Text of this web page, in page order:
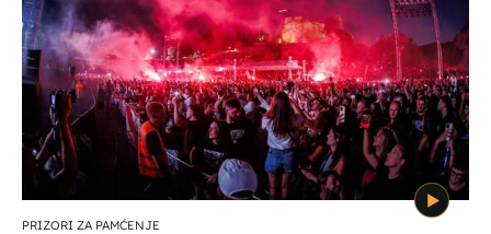
PRIZORI ZA PAMĆENJE